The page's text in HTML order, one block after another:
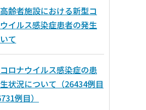
齢者施設における新型コ
イルス感染症患者の発生
て
ロナウイルス感染症の患
状況について（26434例目
例目）